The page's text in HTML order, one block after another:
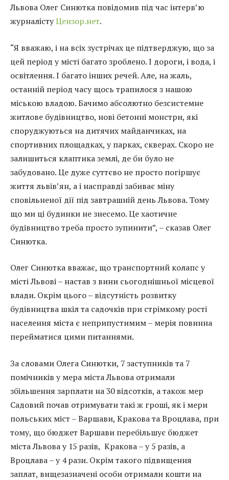
Львова Олег Синютка повідомив під час інтерв’ю
журналістуЦензор.нет.
“Я вважаю, і на всіх зустрічах це підтверджую, що за
цей період у місті багато зроблено. І дороги, і вода, і
освітлення. І багато інших речей. Але, на жаль,
останній період часу щось трапилося з нашою
міською владою. Бачимо абсолютно безсистемне
житлове будівництво, нові бетонні монстри, які
споруджуються на дитячих майданчиках, на
спортивних площадках, у парках, скверах. Скоро не
залишиться клаптика землі, де би було не
забудовано. Це дуже суттєво не просто погіршує
життя львів’ян, а і насправді забиває міну
сповільненої дії під завтрашній день Львова. Тому
що ми ці будинки не знесемо. Це хаотичне
будівництво треба просто зупинити”, – сказав Олег
Синютка.
Олег Синютка вважає, що транспортний колапс у
місті Львові – настав з вини сьогоднішньої місцевої
влади. Окрім цього – відсутність розвитку
будівництва шкіл та садочків при стрімкому рості
населення міста є неприпустимим – мерія повинна
перейматися цими питаннями.
За словами Олега Синютки, 7 заступників та 7
помічників у мера міста Львова отримали
збільшення зарплати на 30 відсотків, а також мер
Садовий почав отримувати такі ж гроші, як і мери
польських міст – Варшави, Кракова та Вроцлава, при
тому, що бюджет Варшави перебільшує бюджет
міста Львова у 15 разів, Кракова – у 5 разів, а
Вроцлава – у 4 рази. Окрім такого підвищення
заплат, вищезазначені особи отримали кошти на